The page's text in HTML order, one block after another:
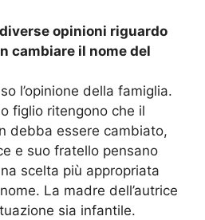
opinioni riguardo
cambiare il nome del
l’opinione della famiglia.
figlio ritengono che il
debba essere cambiato,
e suo fratello pensano
scelta più appropriata
La madre dell’autrice
sia infantile.